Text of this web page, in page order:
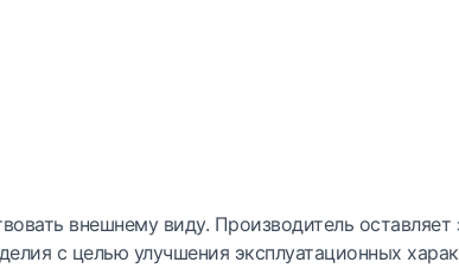
внешнему виду. Производитель оставляет
с целью улучшения эксплуатационных